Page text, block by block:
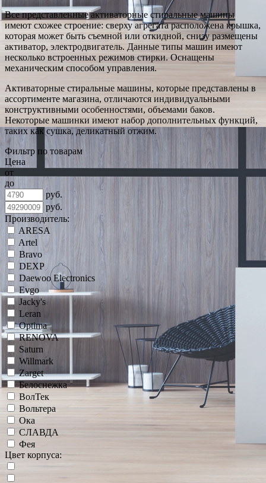
Все представленные активаторные стиральные машины
имеют схожее строение: сверху агрегата расположена крышка,
которая может быть съемной или откидной, снизу размещены
активатор, электродвигатель. Данные типы машин имеют
несколько встроенных режимов стирки. Оснащены
механическим способом управления.
Активаторные стиральные машины, которые представлены в
ассортименте магазина, отличаются индивидуальными
конструктивными особенностями, объемами баков.
Некоторые машинки имеют набор дополнительных функций,
таких как сушка, деликатный отжим.
Фильтр по товарам
Цена
от
до
руб.
руб.
Производитель:
ARESA
Artel
Bravo
DEXP
Daewoo Electronics
Evgo
Jacky's
Leran
Optima
RENOVA
Saturn
Willmark
Zarget
Белоснежка
ВолТек
Вольтера
Ока
СЛАВДА
Фея
Цвет корпуса: